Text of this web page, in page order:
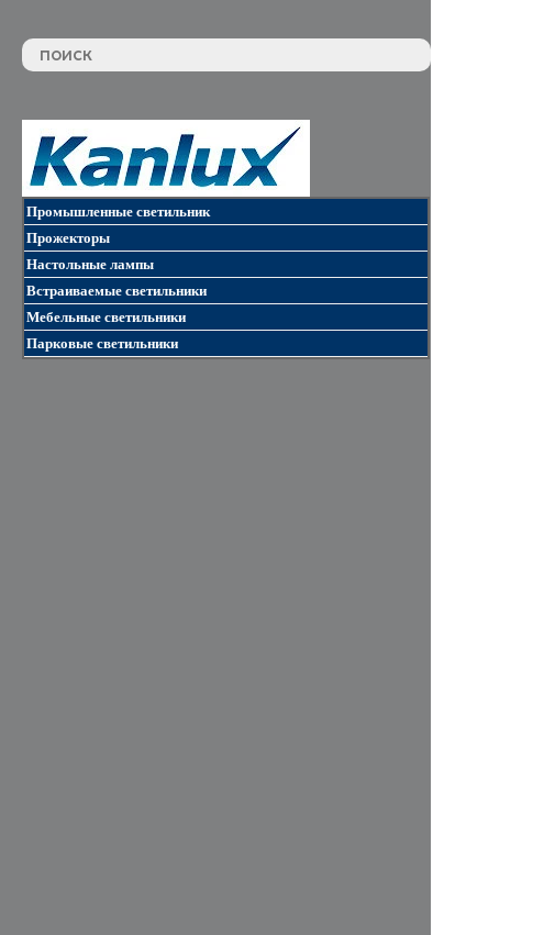
Промышленные светильник
Прожекторы
Настольные лампы
Встраиваемые светильники
Мебельные светильники
Парковые светильники